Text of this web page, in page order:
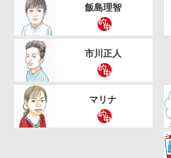
飯島理智
市川正人
マリナ